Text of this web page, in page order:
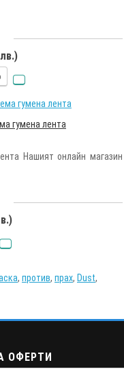
гумена лента
Нашият онлайн магазин
, против, прах, Dust,
ОФЕРТИ